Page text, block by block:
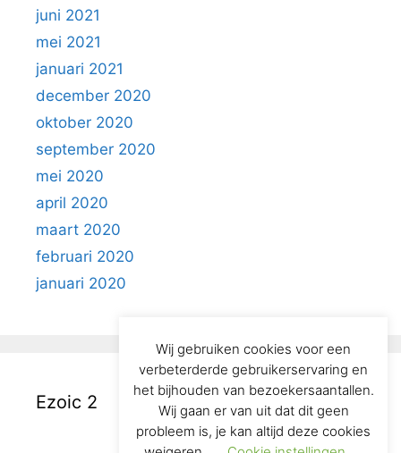
juni 2021
mei 2021
januari 2021
december 2020
oktober 2020
september 2020
mei 2020
april 2020
maart 2020
februari 2020
januari 2020
Ezoic 2
Wij gebruiken cookies voor een
verbeterderde gebruikerservaring en
het bijhouden van bezoekersaantallen.
Wij gaan er van uit dat dit geen
probleem is, je kan altijd deze cookies